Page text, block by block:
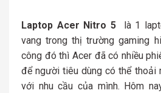
Laptop Acer Nitro 5
là 1
vang trong thị trường gaming
công đó thì Acer đã có nhiều
để người tiêu dùng có thể thoải
với nhu cầu của mình. Hôm